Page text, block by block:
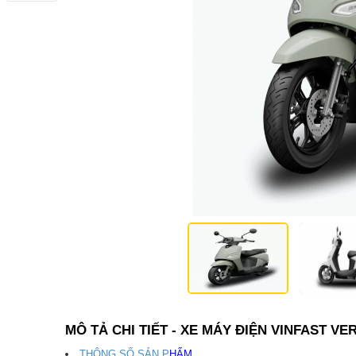
MÔ TẢ CHI TIẾT - XE MÁY ĐIỆN VINFAST